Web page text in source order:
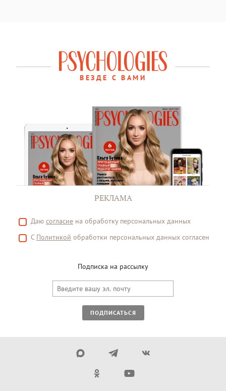
ВЕЗДЕ С ВАМИ
РЕКЛАМА
Даю согласие на обработку персональных данных
С Политикой обработки персональных данных согласен
Подписка на рассылку
ПОДПИСАТЬСЯ